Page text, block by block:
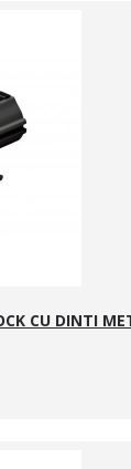
CU DINTI